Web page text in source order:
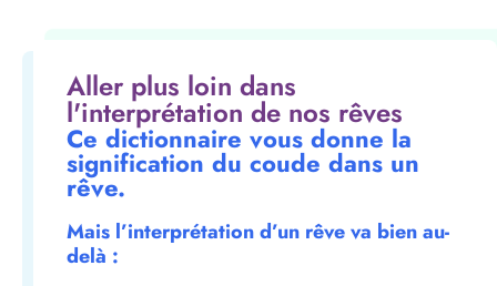
Aller plus loin dans
l'interprétation de nos rêves
Ce dictionnaire vous donne la
signification du coude dans un
rêve.
Mais l’interprétation d’un rêve va bien au-
delà :